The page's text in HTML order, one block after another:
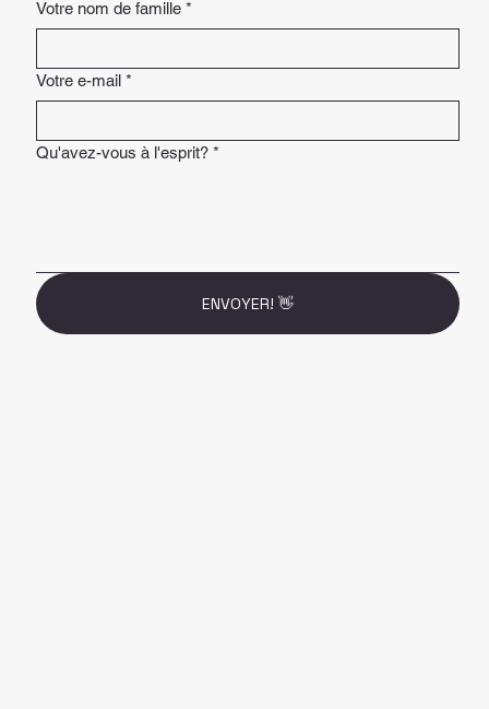
Votre nom de famille *
Votre e-mail *
Qu'avez-vous à l'esprit? *
ENVOYER! 👋